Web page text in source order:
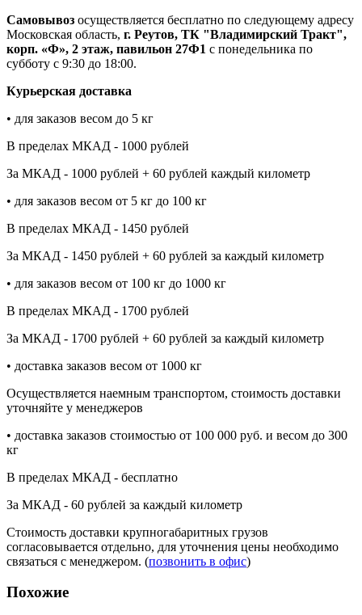
Самовывоз осуществляется бесплатно по следующему адресу
Московская область, г. Реутов, ТК "Владимирский Тракт",
корп. «Ф», 2 этаж, павильон 27Ф1 с понедельника по
субботу с 9:30 до 18:00.
Курьерская доставка
• для заказов весом до 5 кг
В пределах МКАД - 1000 рублей
За МКАД - 1000 рублей + 60 рублей каждый километр
• для заказов весом от 5 кг до 100 кг
В пределах МКАД - 1450 рублей
За МКАД - 1450 рублей + 60 рублей за каждый километр
• для заказов весом от 100 кг до 1000 кг
В пределах МКАД - 1700 рублей
За МКАД - 1700 рублей + 60 рублей за каждый километр
• доставка заказов весом от 1000 кг
Осуществляется наемным транспортом, стоимость доставки
уточняйте у менеджеров
• доставка заказов стоимостью от 100 000 руб. и весом до 300
кг
В пределах МКАД - бесплатно
За МКАД - 60 рублей за каждый километр
Стоимость доставки крупногабаритных грузов
согласовывается отдельно, для уточнения цены необходимо
связаться с менеджером. (позвонить в офис)
Похожие